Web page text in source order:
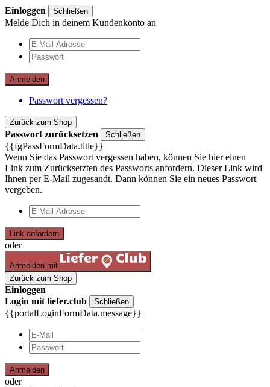
Einloggen Schließen
Melde Dich in deinem Kundenkonto an
Anmelden
Passwort vergessen?
Zurück zum Shop
Passwort zurücksetzen Schließen
{{fgPassFormData.title}}
Wenn Sie das Passwort vergessen haben, können Sie hier einen
Link zum Zurücksetzten des Passworts anfordern. Dieser Link wird
Ihnen per E-Mail zugesandt. Dann können Sie ein neues Passwort
vergeben.
Link anfordern
oder
Anmelden mit
Zurück zum Shop
Einloggen
Login mit liefer.club
Schließen
{{portalLoginFormData.message}}
Anmelden
oder